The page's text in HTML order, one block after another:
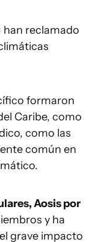
han reclamado
formaron
Caribe, como
como las
común en
Aosispor
y ha
grave impacto